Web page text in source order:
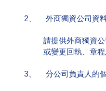
2、 外商獨資公司資
請提供外商獨資
或變更回執、章
3、 分公司負責人的